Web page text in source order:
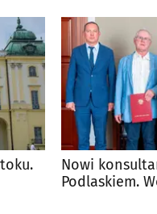
Nowi
Podlaskiem.